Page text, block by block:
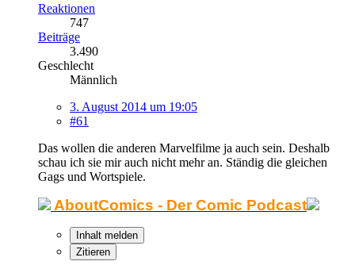
Reaktionen
747
Beiträge
3.490
Geschlecht
Männlich
3. August 2014 um 19:05
#61
Das wollen die anderen Marvelfilme ja auch sein. Deshalb
schau ich sie mir auch nicht mehr an. Ständig die gleichen
Gags und Wortspiele.
AboutComics - Der Comic Podcast
Inhalt melden
Zitieren